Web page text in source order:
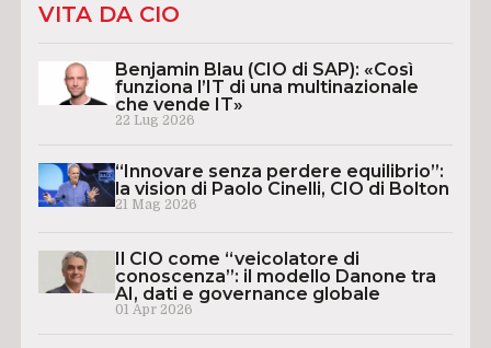
VITA DA CIO
Benjamin Blau (CIO di SAP): «Così
funziona l’IT di una multinazionale
che vende IT»
22 Lug 2026
“Innovare senza perdere equilibrio”:
la vision di Paolo Cinelli, CIO di Bolton
21 Mag 2026
Il CIO come “veicolatore di
conoscenza”: il modello Danone tra
AI, dati e governance globale
01 Apr 2026